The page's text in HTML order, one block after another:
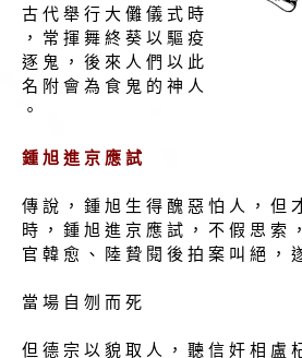
古 代 舉 行 大 儺 儀 式 時
， 常 揮 舞 終 葵 以 驅 疫
逐 鬼 ， 後 來 人 們 以 此
名 附 會 為 食 鬼 的 神 人
。
鍾 旭 進 京 應 試
傳 說 ， 鍾 旭 生 得 醜 惡 怕 人 ， 但
時 ， 鍾 旭 進 京 應 試 ， 不 假 思 索
官 韓 愈 、 陸 贄 閱 後 拍 案 叫 絕 ，
當 場 自 刎 而 死
但 德 宗 以 貌 取 人 ， 聽 信 奸 相 盧